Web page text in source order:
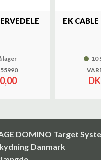
lager
EK
10
DOMINO Target
Danmark